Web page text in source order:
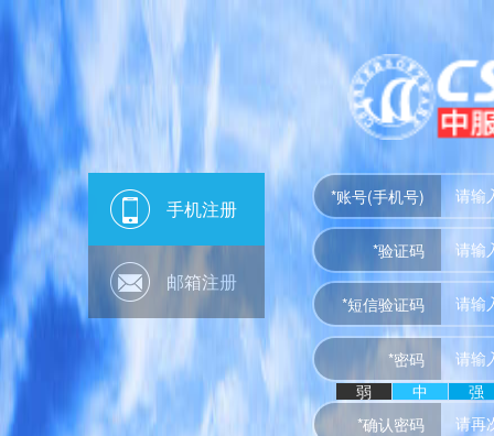
手机注册
邮箱注册
*账号(手机号)
*验证码
*短信验证码
*密码
弱
中
强
*确认密码